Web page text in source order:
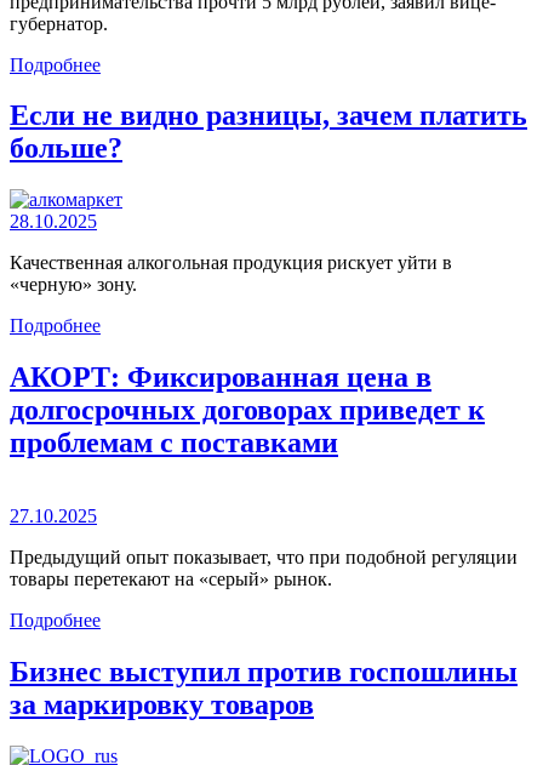
губернатор.
Подробнее
Если не видно разницы, зачем платить
больше?
28.10.2025
Качественная алкогольная продукция рискует уйти в
«черную» зону.
Подробнее
АКОРТ: Фиксированная цена в
долгосрочных договорах приведет к
проблемам с поставками
27.10.2025
Предыдущий опыт показывает, что при подобной регуляции
товары перетекают на «серый» рынок.
Подробнее
Бизнес выступил против госпошлины
за маркировку товаров